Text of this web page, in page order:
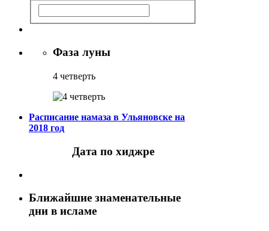
Фаза луны
4 четверть
Расписание намаза в Ульяновске на
2018 год
Дата по хиджре
Ближайшие знаменательные
дни в исламе